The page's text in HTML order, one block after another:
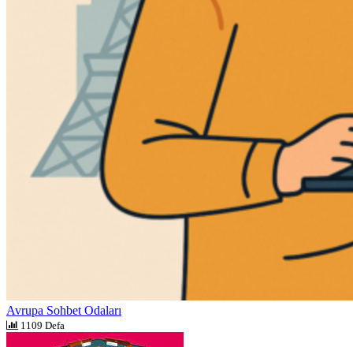
Avrupa Sohbet Odaları
1109 Defa